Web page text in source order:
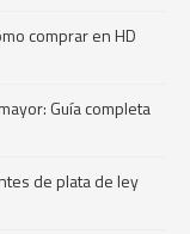
comprar en HD
Guía completa
de plata de ley